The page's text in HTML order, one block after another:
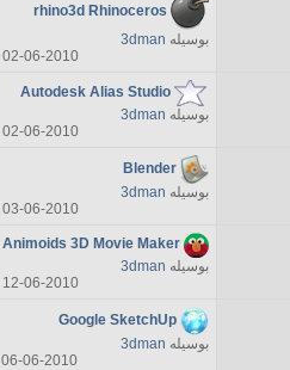
rhino3d Rhinoceros
بوسیله 3dman
02-06-2010
Autodesk Alias Studio
بوسیله 3dman
02-06-2010
Blender
بوسیله 3dman
03-06-2010
Animoids 3D Movie Maker
بوسیله 3dman
12-06-2010
Google SketchUp
بوسیله 3dman
06-06-2010